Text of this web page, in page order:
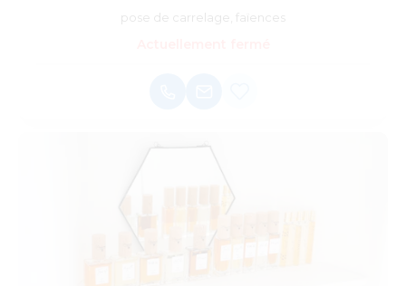
pose de carrelage, faïences